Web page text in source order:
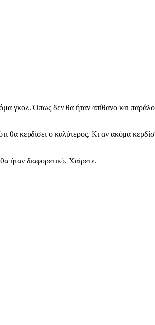
γκολ. Όπως δεν θα ήταν απίθανο και
θα κερδίσει ο καλύτερος. Κι αν ακόμα
ήταν διαφορετικό. Χαίρετε.